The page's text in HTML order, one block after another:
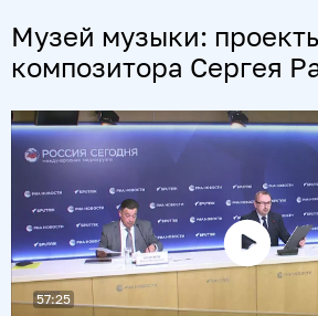
Музей музыки:
композитора Сергея
57:25